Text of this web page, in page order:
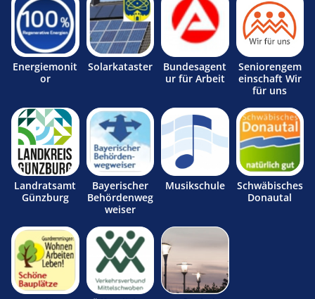
Energiemonit
or
Solarkataster
Bundesagent
ur für Arbeit
Seniorengem
einschaft Wir
für uns
Landratsamt
Günzburg
Bayerischer
Behördenweg
weiser
Musikschule
Schwäbisches
Donautal